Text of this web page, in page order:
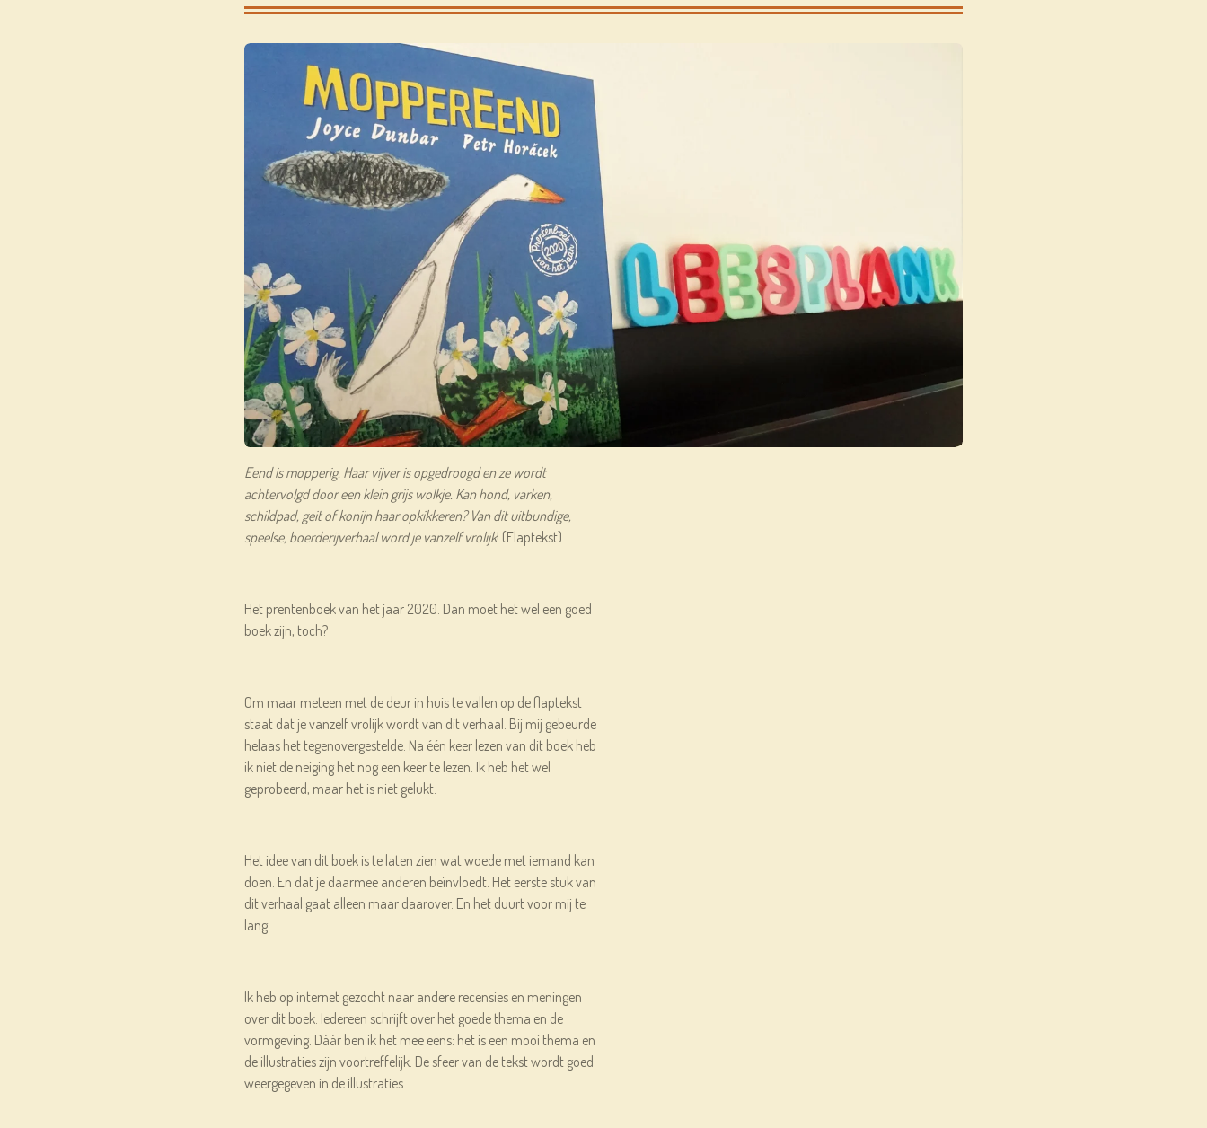
Eend is mopperig. Haar vijver is opgedroogd en ze wordt
achtervolgd door een klein grijs wolkje. Kan hond, varken,
schildpad, geit of konijn haar opkikkeren? Van dit uitbundige,
speelse, boerderijverhaal word je vanzelf vrolijk! (Flaptekst)
Het prentenboek van het jaar 2020. Dan moet het wel een goed
boek zijn, toch?
Om maar meteen met de deur in huis te vallen op de flaptekst
staat dat je vanzelf vrolijk wordt van dit verhaal. Bij mij gebeurde
helaas het tegenovergestelde. Na één keer lezen van dit boek heb
ik niet de neiging het nog een keer te lezen. Ik heb het wel
geprobeerd, maar het is niet gelukt.
Het idee van dit boek is te laten zien wat woede met iemand kan
doen. En dat je daarmee anderen beïnvloedt. Het eerste stuk van
dit verhaal gaat alleen maar daarover. En het duurt voor mij te
lang.
Ik heb op internet gezocht naar andere recensies en meningen
over dit boek. Iedereen schrijft over het goede thema en de
vormgeving. Dáár ben ik het mee eens: het is een mooi thema en
de illustraties zijn voortreffelijk. De sfeer van de tekst wordt goed
weergegeven in de illustraties.